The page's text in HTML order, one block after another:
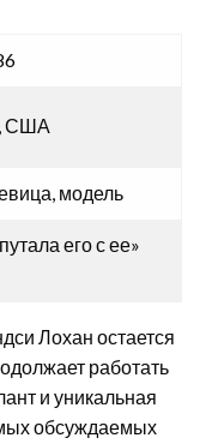
США
модель
его с ее»
Лохан остается
работать
и уникальная
обсуждаемых